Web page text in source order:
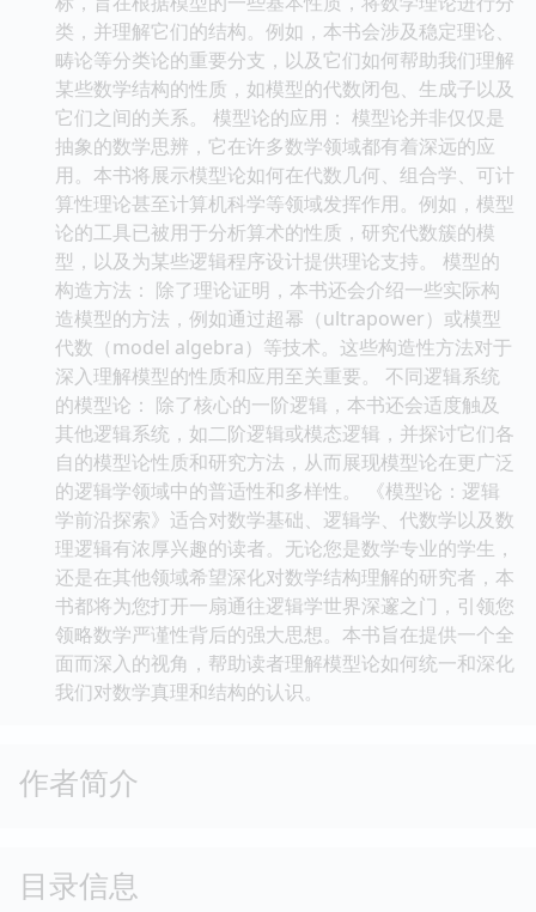
类，并理解它们的结构。例如，本书会涉及稳定理论、
畴论等分类论的重要分支，以及它们如何帮助我们理解
某些数学结构的性质，如模型的代数闭包、生成子以及
它们之间的关系。 模型论的应用： 模型论并非仅仅是
抽象的数学思辨，它在许多数学领域都有着深远的应
用。本书将展示模型论如何在代数几何、组合学、可计
算性理论甚至计算机科学等领域发挥作用。例如，模型
论的工具已被用于分析算术的性质，研究代数簇的模
型，以及为某些逻辑程序设计提供理论支持。 模型的
构造方法： 除了理论证明，本书还会介绍一些实际构
造模型的方法，例如通过超幂（ultrapower）或模型
代数（model algebra）等技术。这些构造性方法对于
深入理解模型的性质和应用至关重要。 不同逻辑系统
的模型论： 除了核心的一阶逻辑，本书还会适度触及
其他逻辑系统，如二阶逻辑或模态逻辑，并探讨它们各
自的模型论性质和研究方法，从而展现模型论在更广泛
的逻辑学领域中的普适性和多样性。 《模型论：逻辑
学前沿探索》适合对数学基础、逻辑学、代数学以及数
理逻辑有浓厚兴趣的读者。无论您是数学专业的学生，
还是在其他领域希望深化对数学结构理解的研究者，本
书都将为您打开一扇通往逻辑学世界深邃之门，引领您
领略数学严谨性背后的强大思想。本书旨在提供一个全
面而深入的视角，帮助读者理解模型论如何统一和深化
我们对数学真理和结构的认识。
作者简介
目录信息